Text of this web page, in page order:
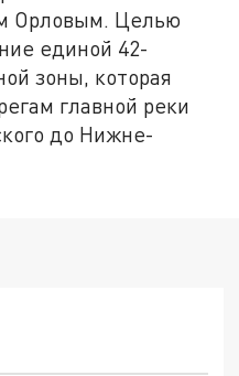
Орловым. Целью
единой 42-
зоны, которая
главной реки
до Нижне-